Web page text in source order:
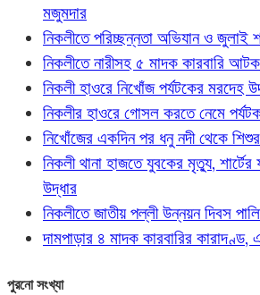
মজুমদার
নিকলীতে পরিচ্ছন্নতা অভিযান ও জুলাই
নিকলীতে নারীসহ ৫ মাদক কারবারি
নিকলী হাওরে নিখোঁজ পর্যটকের মরদেহ
নিকলীর হাওরে গোসল করতে নেমে
নিখোঁজের একদিন পর ধনু নদী থেকে
নিকলী থানা হাজতে যুবকের মৃত্যু,
উদ্ধার
নিকলীতে জাতীয় পল্লী উন্নয়ন দিবস
দামপাড়ার ৪ মাদক কারবারির কারাদণ্ড,
পুরনো সংখ্যা